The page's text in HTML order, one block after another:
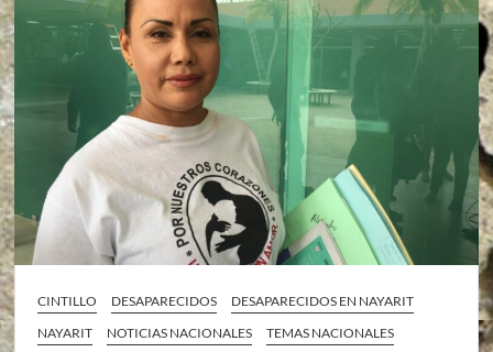
CINTILLO DESAPARECIDOS
DESAPARECIDOS EN NAYARIT
NAYARIT
NOTICIAS NACIONALES TEMAS NACIONALES